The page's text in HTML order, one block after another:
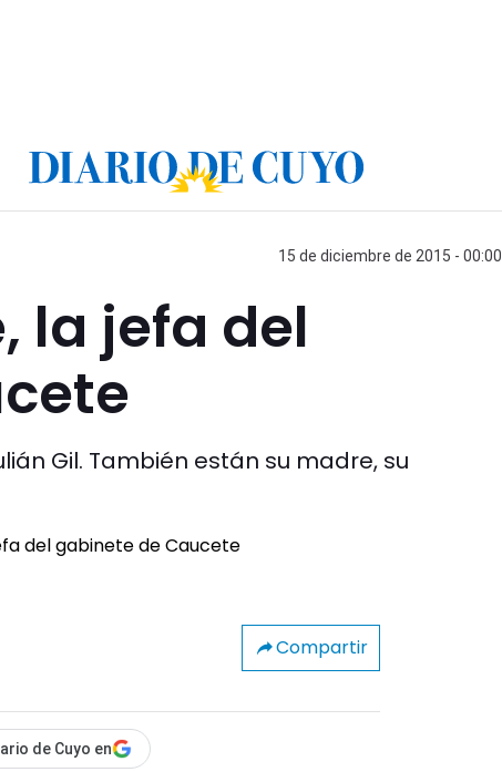
15 de diciembre de 2015 - 00:00
la jefa del
Gil. También están su madre, su
Compartir
de Cuyo en